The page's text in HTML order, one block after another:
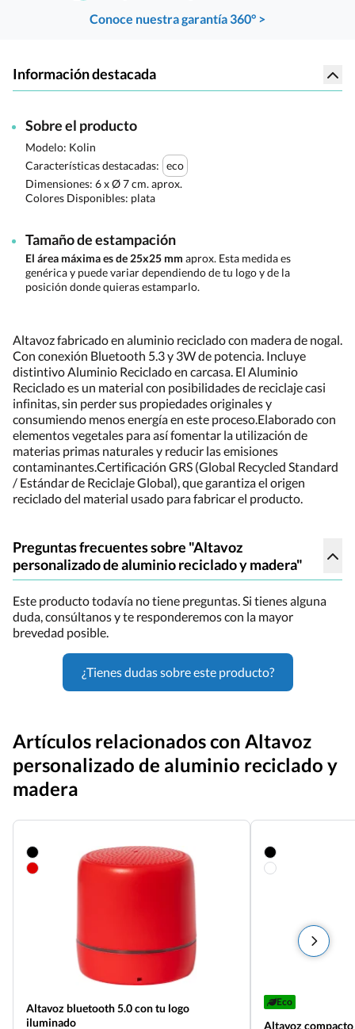
Conoce nuestra garantía 360° >
Información destacada
Sobre el producto
Modelo: Kolin
Características destacadas: eco
Dimensiones: 6 x Ø 7 cm. aprox.
Colores Disponibles: plata
Tamaño de estampación
El área máxima es de 25x25 mm aprox. Esta medida es
genérica y puede variar dependiendo de tu logo y de la
posición donde quieras estamparlo.
Altavoz fabricado en aluminio reciclado con madera de nogal.
Con conexión Bluetooth 5.3 y 3W de potencia. Incluye
distintivo Aluminio Reciclado en carcasa. El Aluminio
Reciclado es un material con posibilidades de reciclaje casi
infinitas, sin perder sus propiedades originales y
consumiendo menos energía en este proceso.Elaborado con
elementos vegetales para así fomentar la utilización de
materias primas naturales y reducir las emisiones
contaminantes.Certificación GRS (Global Recycled Standard
/ Estándar de Reciclaje Global), que garantiza el origen
reciclado del material usado para fabricar el producto.
Preguntas frecuentes sobre "Altavoz
personalizado de aluminio reciclado y madera"
Este producto todavía no tiene preguntas. Si tienes alguna
duda, consúltanos y te responderemos con la mayor
brevedad posible.
¿Tienes dudas sobre este producto?
Artículos relacionados con Altavoz
personalizado de aluminio reciclado y
madera
Altavoz bluetooth 5.0 con tu logo
iluminado
Eco
Altavoz